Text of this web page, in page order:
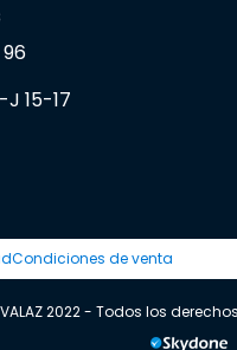
J 15-17
Condiciones de venta
VALAZ 2022 - Todos los